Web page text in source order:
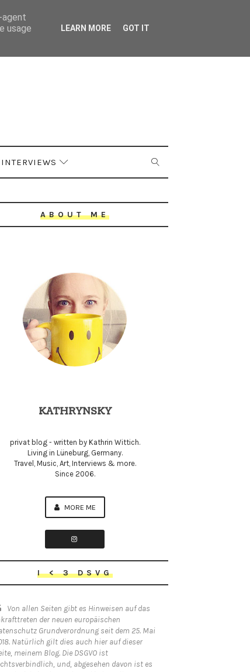
INTERVIEWS
ABOUT ME
KATHRYNSKY
privat blog - written by Kathrin Wittich.
Living in Lüneburg, Germany.
Travel, Music, Art, Interviews & more.
Since 2006.
MORE ME
I < 3 DSVG
Von allen Seiten gibt es Hinweisen auf das
der neuen europäischen
Grundverordnung seit dem 25. Mai
Natürlich gilt dies auch hier auf dieser
meinem Blog. Die DSGVO ist
und, abgesehen davon ist es
agent
usage
LEARN MORE GOT IT